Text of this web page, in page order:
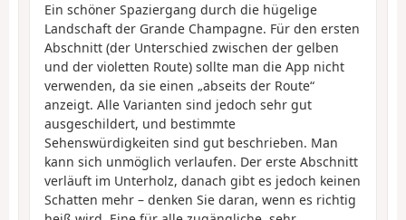
Ein schöner Spaziergang durch die hügelige
Landschaft der Grande Champagne. Für den ersten
Abschnitt (der Unterschied zwischen der gelben
und der violetten Route) sollte man die App nicht
verwenden, da sie einen „abseits der Route“
anzeigt. Alle Varianten sind jedoch sehr gut
ausgeschildert, und bestimmte
Sehenswürdigkeiten sind gut beschrieben. Man
kann sich unmöglich verlaufen. Der erste Abschnitt
verläuft im Unterholz, danach gibt es jedoch keinen
Schatten mehr – denken Sie daran, wenn es richtig